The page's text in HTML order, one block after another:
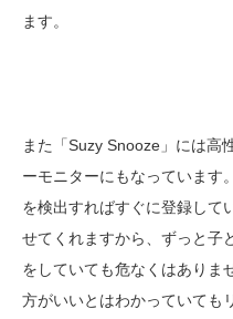
ます。
また「Suzy Snooze」には高
ーモニターにもなっています
を検出すればすぐに登録して
せてくれますから、ずっと子
をしていても危なくはありま
方がいいとはわかっていても